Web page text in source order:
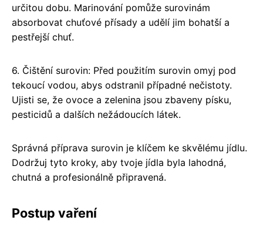
určitou dobu. Marinování pomůže surovinám
absorbovat chuťové přísady a udělí jim bohatší a
pestřejší chuť.
6. Čištění surovin: Před použitím surovin omyj pod
tekoucí vodou, abys odstranil případné nečistoty.
Ujisti se, že ovoce a zelenina jsou zbaveny písku,
pesticidů a dalších nežádoucích látek.
Správná příprava surovin je klíčem ke skvělému jídlu.
Dodržuj tyto kroky, aby tvoje jídla byla lahodná,
chutná a profesionálně připravená.
Postup vaření